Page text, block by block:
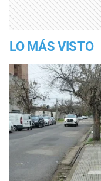
LO MÁS VISTO